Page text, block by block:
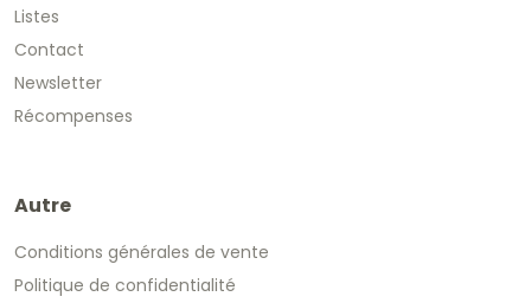
Listes
Contact
Newsletter
Récompenses
Autre
Conditions générales de vente
Politique de confidentialité